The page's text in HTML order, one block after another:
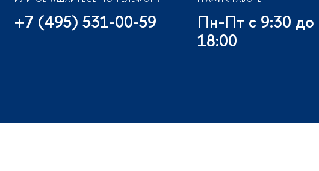
+7 (495) 531-00-59
Пн-Пт с 9:30 до
18:00